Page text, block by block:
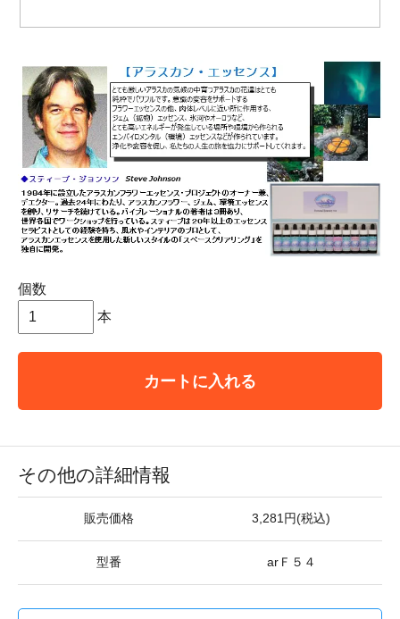
個数
本
カートに入れる
その他の詳細情報
販売価格 3,281円(税込)
型番 arＦ５４